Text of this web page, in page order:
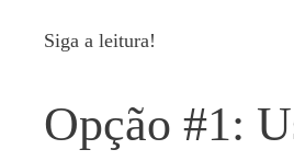
Siga a leitura!
Opção #1: